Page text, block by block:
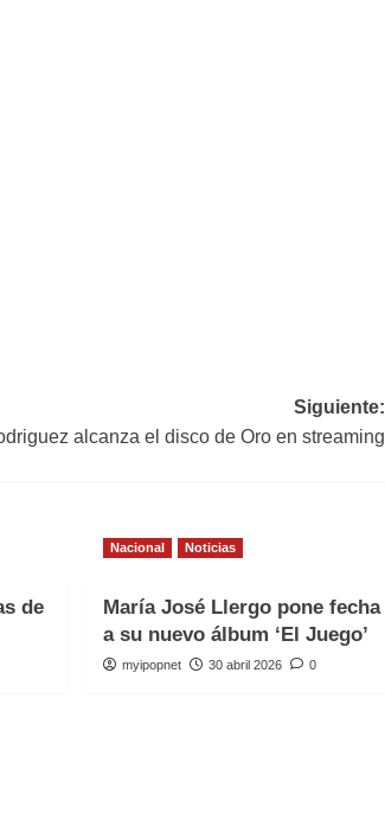
Siguiente:
alcanza el disco de Oro en streaming
de
Nacional Noticias
María José Llergo pone fecha
a su nuevo álbum ‘El Juego’
myipopnet 30 abril 2026 0